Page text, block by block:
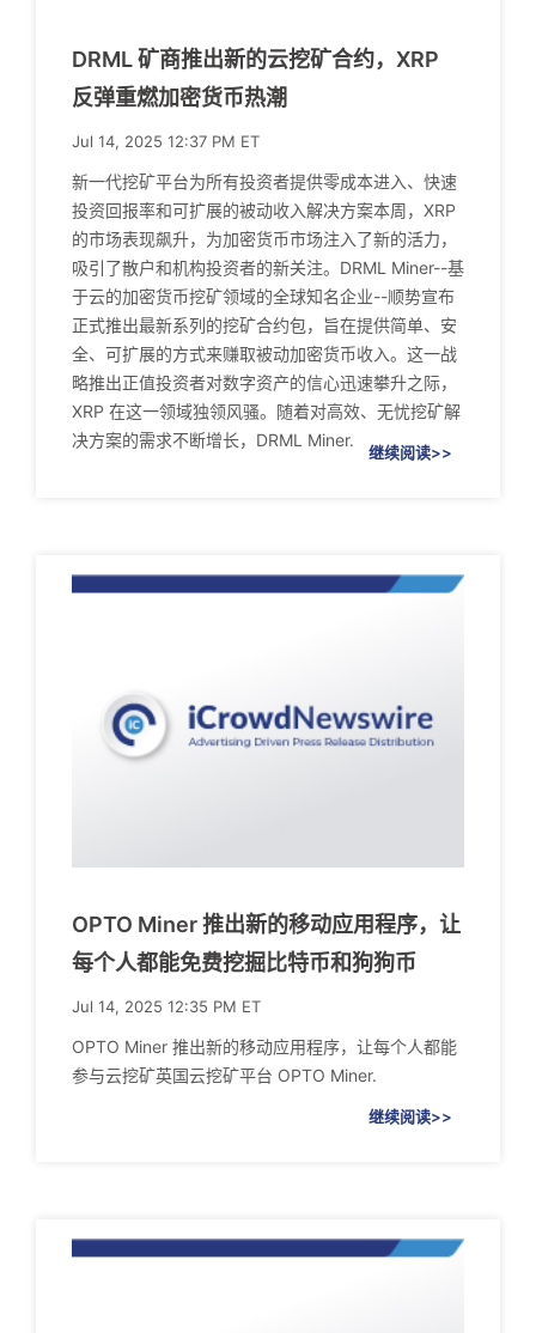
DRML 矿商推出新的云挖矿合约，XRP
反弹重燃加密货币热潮
Jul 14, 2025 12:37 PM ET
新一代挖矿平台为所有投资者提供零成本进入、快速
投资回报率和可扩展的被动收入解决方案本周，XRP
的市场表现飙升，为加密货币市场注入了新的活力，
吸引了散户和机构投资者的新关注。DRML Miner--基
于云的加密货币挖矿领域的全球知名企业--顺势宣布
正式推出最新系列的挖矿合约包，旨在提供简单、安
全、可扩展的方式来赚取被动加密货币收入。这一战
略推出正值投资者对数字资产的信心迅速攀升之际，
XRP 在这一领域独领风骚。随着对高效、无忧挖矿解
决方案的需求不断增长，DRML Miner.
继续阅读>>
OPTO Miner 推出新的移动应用程序，让
每个人都能免费挖掘比特币和狗狗币
Jul 14, 2025 12:35 PM ET
OPTO Miner 推出新的移动应用程序，让每个人都能
参与云挖矿英国云挖矿平台 OPTO Miner.
继续阅读>>